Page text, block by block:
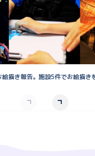
描き報告。施設5件でお絵描き